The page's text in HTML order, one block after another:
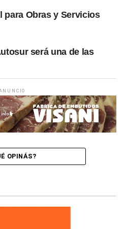
para Obras y Servicios
será una de las
OPINÁS?